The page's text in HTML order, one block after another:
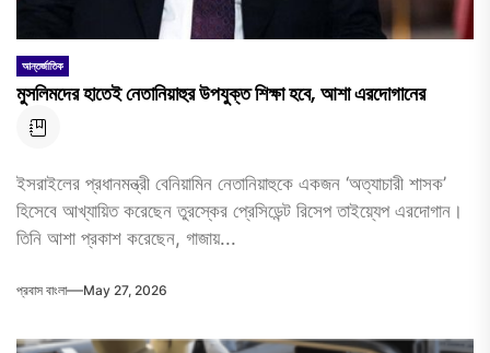
আন্তর্জাতিক
মুসলিমদের হাতেই নেতানিয়াহুর উপযুক্ত শিক্ষা হবে, আশা এরদোগানের
ইসরাইলের প্রধানমন্ত্রী বেনিয়ামিন নেতানিয়াহুকে একজন ‘অত্যাচারী শাসক’
হিসেবে আখ্যায়িত করেছেন তুরস্কের প্রেসিডেন্ট রিসেপ তাইয়্যেপ এরদোগান।
তিনি আশা প্রকাশ করেছেন, গাজায়...
প্রবাস বাংলা May 27, 2026